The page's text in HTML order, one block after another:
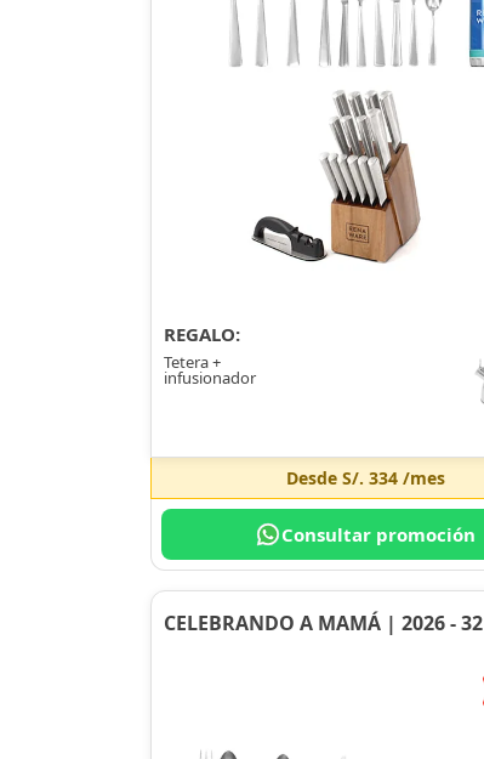
REGALO:
Tetera +
infusionador
Desde S/. 334/mes
Consultar promoción
CELEBRANDO A MAMÁ | 2026 - 32